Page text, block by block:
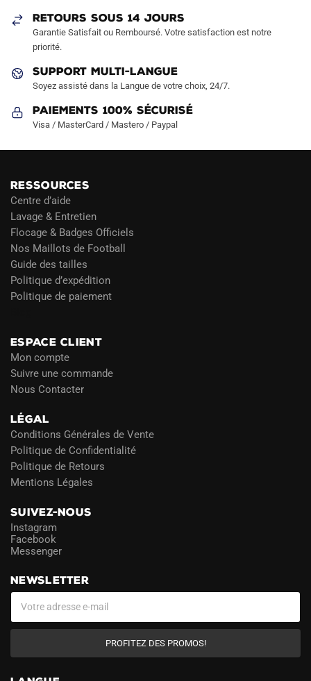
la
page
produit
page
RETOURS SOUS 14 JOURS
Garantie Satisfait ou Remboursé. Votre satisfaction est notre
priorité.
SUPPORT MULTI-LANGUE
Soyez assisté dans la Langue de votre choix, 24/7.
Paiements 100% Sécurisé
Visa / MasterCard / Mastero / Paypal
RESSOURCES
Centre d’aide
Lavage & Entretien
Flocage & Badges Officiels
Nos Maillots de Football
Guide des tailles
Politique d’expédition
Politique de paiement
ESPACE CLIENT
Mon compte
Suivre une commande
Nous Contacter
LÉGAL
Conditions Générales de Vente
Politique de Confidentialité
Politique de Retours
Mentions Légales
SUIVEZ-NOUS
Instagram
Facebook
Messenger
NEWSLETTER
PROFITEZ DES PROMOS!